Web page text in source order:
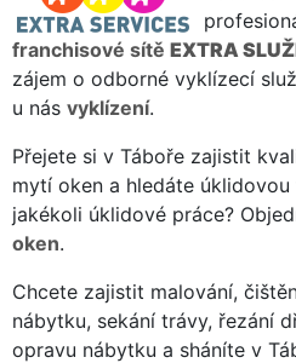
franchisové sítě EXTRA
zájem o odborné vyklízecí
u nás vyklízení.
Přejete si v Táboře zajistit
mytí oken a hledáte
jakékoli úklidové práce?
oken.
Chcete zajistit malování,
nábytku, sekání trávy, řezání
opravu nábytku a sháníte v